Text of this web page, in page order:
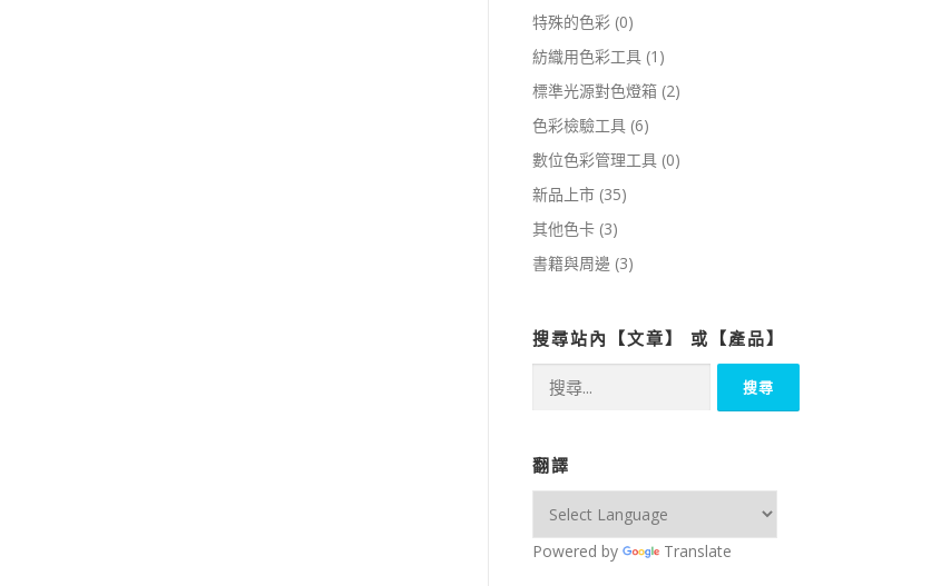
特殊的色彩 (0)
紡織用色彩工具 (1)
標準光源對色燈箱 (2)
色彩檢驗工具 (6)
數位色彩管理工具 (0)
新品上市 (35)
其他色卡 (3)
書籍與周邊 (3)
搜尋站內【文章】 或【產品】
鍵
字:
翻譯
Powered by Translate